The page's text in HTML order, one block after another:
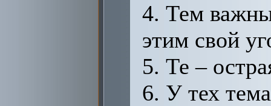
4. Тем
этим свой
5. Те –
6. У тех